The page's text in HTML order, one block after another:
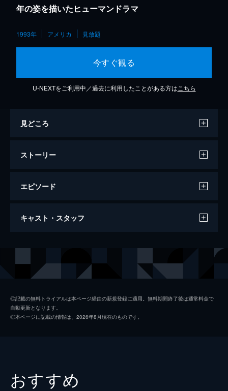
年の姿を描いたヒューマンドラマ
1993年 アメリカ 見放題
今すぐ観る
U-NEXTをご利用中／過去に利用したことがある方は こちら
見どころ
ストーリー
エピソード
ボーイズ・ライフ
キャスト・スタッフ
エレン・バーキン
◎記載の無料トライアルは本ページ経由の新規登録に適用。無料期間終了後は通常料金で
自動更新となります。
◎本ページに記載の情報は、2026年8月現在のものです。
おすすめ